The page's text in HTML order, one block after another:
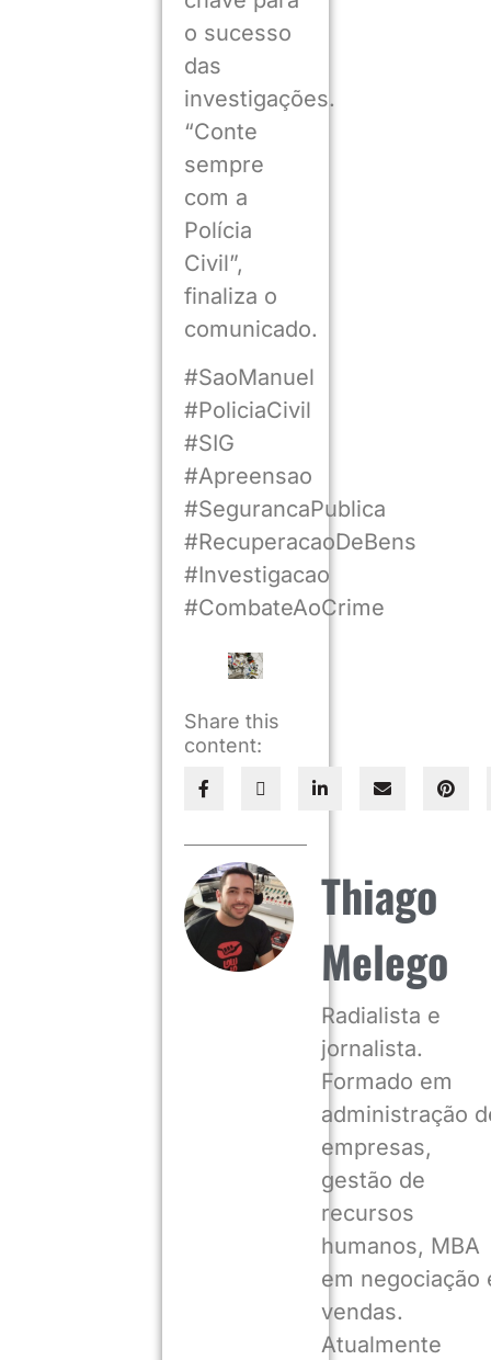
o sucesso
das
investigações.
“Conte
sempre
com a
Polícia
Civil”,
finaliza o
comunicado.
#SaoManuel
#PoliciaCivil
#SIG
#Apreensao
#SegurancaPublica
#RecuperacaoDeBens
#Investigacao
#CombateAoCrime
Share this
content:
Thiago
Melego
Radialista e
jornalista.
Formado em
administração
empresas,
gestão de
recursos
humanos, MBA
em negociação
vendas.
Atualmente